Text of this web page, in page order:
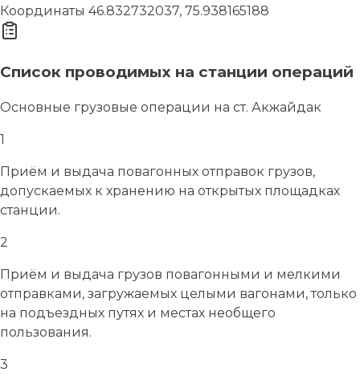
Координаты 46.832732037, 75.938165188
Список проводимых на станции операций
Основные грузовые операции на ст. Акжайдак
1
Приём и выдача повагонных отправок грузов,
допускаемых к хранению на открытых площадках
станции.
2
Приём и выдача грузов повагонными и мелкими
отправками, загружаемых целыми вагонами, только
на подъездных путях и местах необщего
пользования.
3